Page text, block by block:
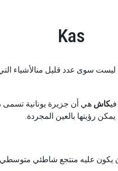
Kas
ليست سوى عدد قليل منالأشياء
كاش هي أن جزيرة يونانية تسمى
يكون عليه منتجع شاطئي